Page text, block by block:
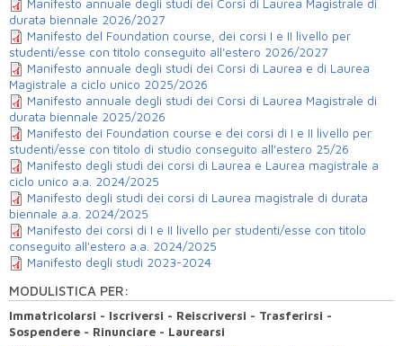
Manifesto annuale degli studi dei Corsi di Laurea Magistrale di
durata biennale 2026/2027
Manifesto del Foundation course, dei corsi I e II livello per
studenti/esse con titolo conseguito all'estero 2026/2027
Manifesto annuale degli studi dei Corsi di Laurea e di Laurea
Magistrale a ciclo unico 2025/2026
Manifesto annuale degli studi dei Corsi di Laurea Magistrale di
durata biennale 2025/2026
Manifesto dei Foundation course e dei corsi di I e II livello per
studenti/esse con titolo di studio conseguito all'estero 25/26
Manifesto degli studi dei corsi di Laurea e Laurea magistrale a
ciclo unico a.a. 2024/2025
Manifesto degli studi dei corsi di Laurea magistrale di durata
biennale a.a. 2024/2025
Manifesto dei corsi di I e II livello per studenti/esse con titolo
conseguito all'estero a.a. 2024/2025
Manifesto degli studi 2023-2024
MODULISTICA PER:
Immatricolarsi - Iscriversi - Reiscriversi - Trasferirsi -
Sospendere - Rinunciare - Laurearsi